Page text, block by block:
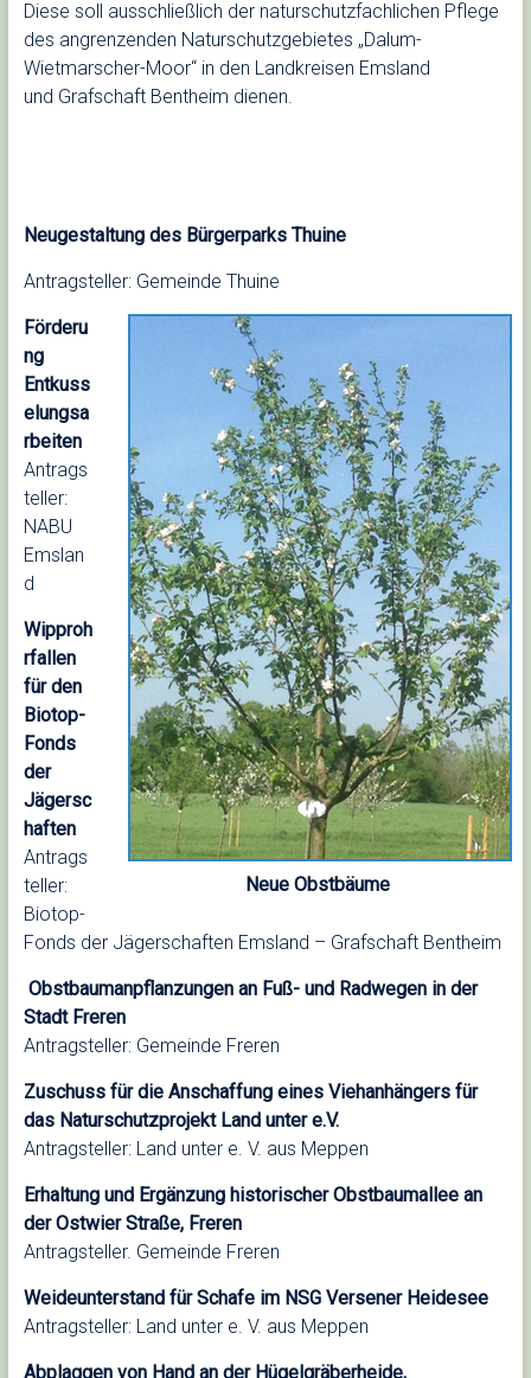
Diese soll ausschließlich der naturschutzfachlichen Pflege
des angrenzenden Naturschutzgebietes „Dalum-
Wietmarscher-Moor“ in den Landkreisen Emsland
und Grafschaft Bentheim dienen.
Neugestaltung des Bürgerparks Thuine
Antragsteller: Gemeinde Thuine
Neue Obstbäume
Förderu
ng
Entkuss
elungsa
rbeiten
Antrags
teller:
NABU
Emslan
d
Wipproh
rfallen
für den
Biotop-
Fonds
der
Jägersc
haften
Antrags
teller:
Biotop-
Fonds der Jägerschaften Emsland – Grafschaft Bentheim
Obstbaumanpflanzungen an Fuß- und Radwegen in der
Stadt Freren
Antragsteller: Gemeinde Freren
Zuschuss für die Anschaffung eines Viehanhängers für
das Naturschutzprojekt Land unter e.V.
Antragsteller: Land unter e. V. aus Meppen
Erhaltung und Ergänzung historischer Obstbaumallee an
der Ostwier Straße, Freren
Antragsteller. Gemeinde Freren
Weideunterstand für Schafe im NSG Versener Heidesee
Antragsteller: Land unter e. V. aus Meppen
Abplaggen von Hand an der Hügelgräberheide,